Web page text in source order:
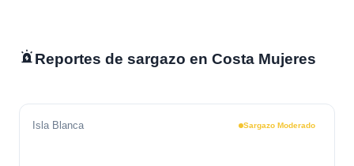
Reportes de sargazo en Costa Mujeres
Isla Blanca Sargazo Moderado